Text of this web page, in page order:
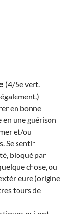
(4/5e vert.
en bonne
en une guérison
et/ou
Se sentir
bloqué par
chose, ou
(origine
tours de